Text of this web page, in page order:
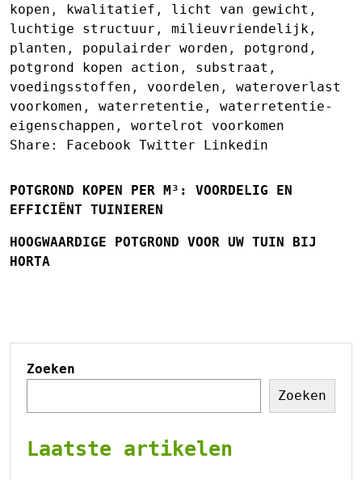
kopen , kwalitatief , licht van gewicht ,
luchtige structuur , milieuvriendelijk ,
planten , populairder worden , potgrond ,
potgrond kopen action , substraat ,
voedingsstoffen , voordelen , wateroverlast
voorkomen , waterretentie , waterretentie-
eigenschappen , wortelrot voorkomen
Share:
Facebook Twitter Linkedin
POTGROND KOPEN PER M³: VOORDELIG EN
EFFICIËNT TUINIEREN
HOOGWAARDIGE POTGROND VOOR UW TUIN BIJ
HORTA
Zoeken
Zoeken
Laatste artikelen